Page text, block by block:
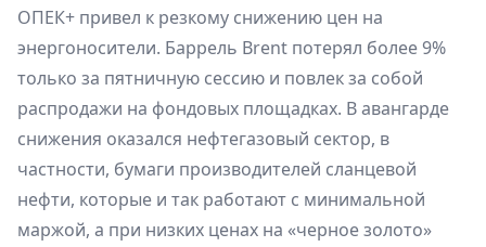
ОПЕК+ привел к резкому снижению цен на
энергоносители. Баррель Brent потерял более 9%
только за пятничную сессию и повлек за собой
распродажи на фондовых площадках. В авангарде
снижения оказался нефтегазовый сектор, в
частности, бумаги производителей сланцевой
нефти, которые и так работают с минимальной
маржой, а при низких ценах на «черное золото»